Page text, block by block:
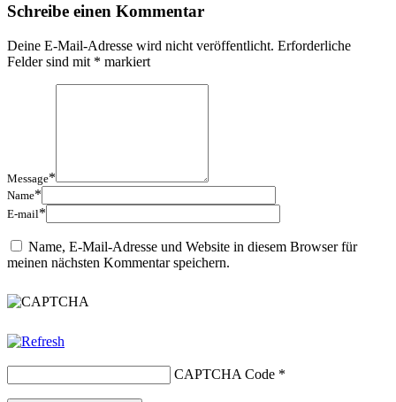
Schreibe einen Kommentar
Deine E-Mail-Adresse wird nicht veröffentlicht. Erforderliche
Felder sind mit * markiert
Message*
Name*
E-mail*
Name, E-Mail-Adresse und Website in diesem Browser für
meinen nächsten Kommentar speichern.
CAPTCHA Code *